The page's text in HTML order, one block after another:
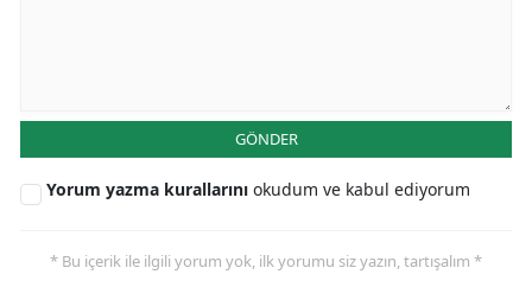
GÖNDER
Yorum yazma kurallarını okudum ve kabul ediyorum
* Bu içerik ile ilgili yorum yok, ilk yorumu siz yazın, tartışalım *